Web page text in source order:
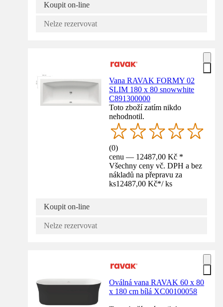
Koupit on-line
Nelze rezervovat
Vana RAVAK FORMY 02
SLIM 180 x 80 snowwhite
C891300000
Toto zboží zatím nikdo
nehodnotil.
(0)
cenu — 12487,00 Kč *
Všechny ceny vč. DPH a bez
nákladů na přepravu za
ks12487,00 Kč*/ ks
Koupit on-line
Nelze rezervovat
Oválná vana RAVAK 60 x 80
x 180 cm bílá XC00100058